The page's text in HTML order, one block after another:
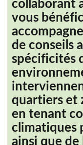
vous
de conseils
spécificités
quartiers et
en tenant
climatiques
ainsi que